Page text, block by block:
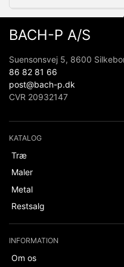
BACH-P A/S
Suensonsvej 5, 8600
86 82 81 66
post@bach-p.dk
CVR 20932147
KATALOG
Træ
Maler
Metal
Restsalg
INFORMATION
Om os